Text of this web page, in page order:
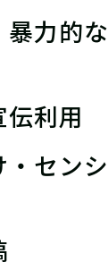
力的
利用
セン